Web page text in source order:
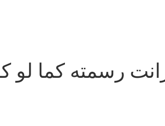
رسمته كما لو